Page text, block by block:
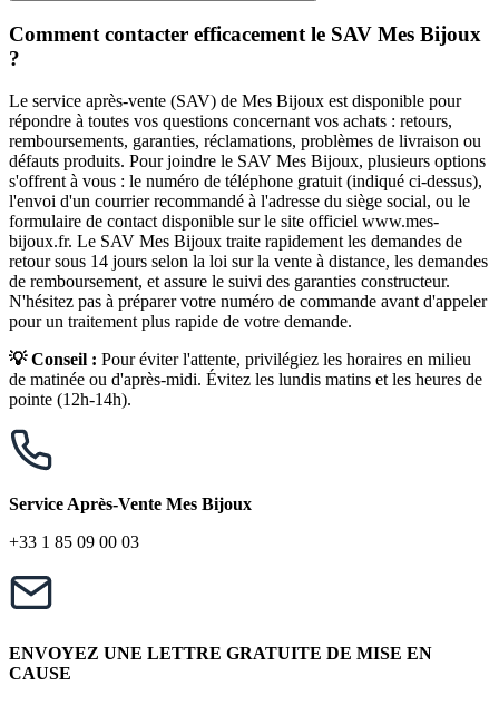
Comment contacter efficacement le SAV Mes Bijoux
?
Le service après-vente (SAV) de Mes Bijoux est disponible pour
répondre à toutes vos questions concernant vos achats : retours,
remboursements, garanties, réclamations, problèmes de livraison ou
défauts produits. Pour joindre le SAV Mes Bijoux, plusieurs options
s'offrent à vous : le numéro de téléphone gratuit (indiqué ci-dessus),
l'envoi d'un courrier recommandé à l'adresse du siège social, ou le
formulaire de contact disponible sur le site officiel www.mes-
bijoux.fr. Le SAV Mes Bijoux traite rapidement les demandes de
retour sous 14 jours selon la loi sur la vente à distance, les demandes
de remboursement, et assure le suivi des garanties constructeur.
N'hésitez pas à préparer votre numéro de commande avant d'appeler
pour un traitement plus rapide de votre demande.
💡 Conseil : Pour éviter l'attente, privilégiez les horaires en milieu
de matinée ou d'après-midi. Évitez les lundis matins et les heures de
pointe (12h-14h).
Service Après-Vente Mes Bijoux
+33 1 85 09 00 03
ENVOYEZ UNE LETTRE GRATUITE DE MISE EN
CAUSE